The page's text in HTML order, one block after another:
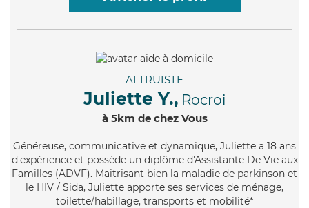
ALTRUISTE
Juliette Y., Rocroi
à 5km de chez Vous
Généreuse, communicative et dynamique, Juliette a 18 ans
d'expérience et possède un diplôme d'Assistante De Vie aux
Familles (ADVF). Maitrisant bien la maladie de parkinson et
le HIV / Sida, Juliette apporte ses services de ménage,
toilette/habillage, transports et mobilité*